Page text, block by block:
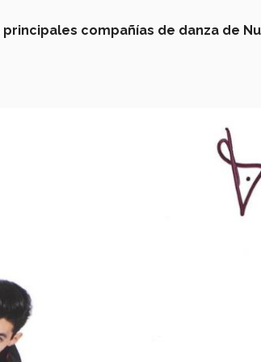
principales compañías de danza de